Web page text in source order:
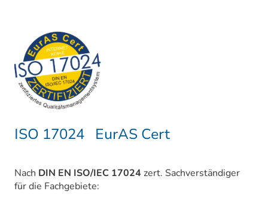
ISO 17024 EurAS Cert
Nach DIN EN ISO/IEC 17024 zert. Sachverständiger
für die Fachgebiete: